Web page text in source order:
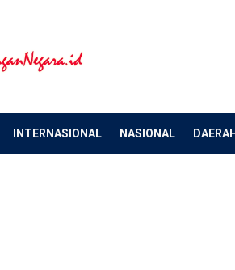
INTERNASIONAL NASIONAL DAERAH